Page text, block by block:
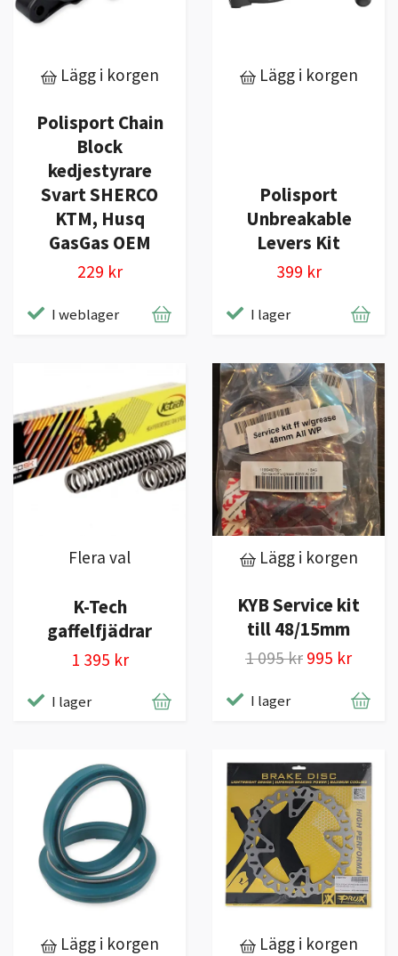
Lägg i korgen
Polisport Chain
Block
kedjestyrare
Svart SHERCO
KTM, Husq
GasGas OEM
229 kr
I weblager
Lägg i korgen
Polisport
Unbreakable
Levers Kit
399 kr
I lager
Flera val
K-Tech
gaffelfjädrar
1 395 kr
I lager
Lägg i korgen
KYB Service kit
till 48/15mm
1 095 kr 995 kr
I lager
Lägg i korgen Lägg i korgen